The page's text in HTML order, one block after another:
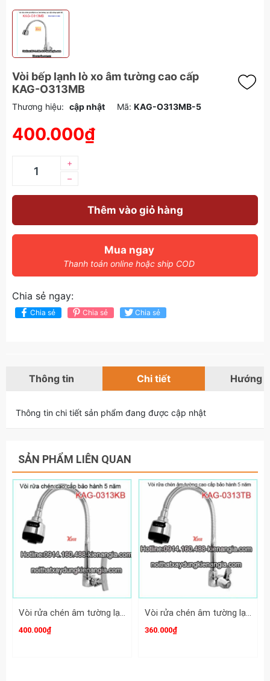
Vòi bếp lạnh lò xo âm tường cao cấp
KAG-O313MB
Thương hiệu: cập nhật Mã: KAG-O313MB-5
400.000₫
–
+
Thêm vào giỏ hàng
Mua ngay
Thanh toán online hoặc ship COD
Chia sẻ ngay:
Chia sẻ Chia sẻ Chia sẻ
Thông tin Chi tiết Hướng
Thông tin chi tiết sản phẩm đang được cập nhật
SẢN PHẨM LIÊN QUAN
Vòi rửa chén âm tường lạnh cao cấp KAG-O313KB
400.000₫
Vòi rửa chén âm tường lạnh cao cấp KAG-O313TB
360.000₫